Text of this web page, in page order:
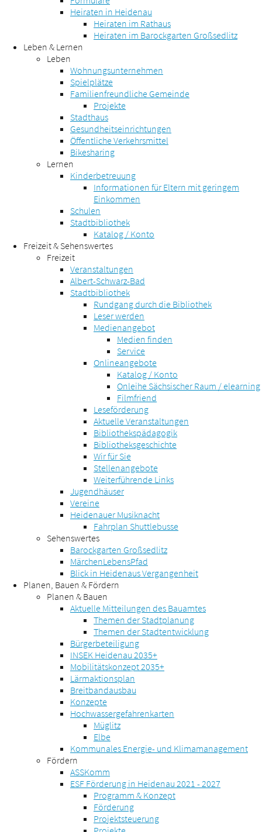
Heiraten in Heidenau
Heiraten im Rathaus
Heiraten im Barockgarten Großsedlitz
Leben & Lernen
Leben
Wohnungsunternehmen
Spielplätze
Familienfreundliche Gemeinde
Projekte
Stadthaus
Gesundheitseinrichtungen
Öffentliche Verkehrsmittel
Bikesharing
Lernen
Kinderbetreuung
Informationen für Eltern mit geringem
Einkommen
Schulen
Stadtbibliothek
Katalog / Konto
Freizeit & Sehenswertes
Freizeit
Veranstaltungen
Albert-Schwarz-Bad
Stadtbibliothek
Rundgang durch die Bibliothek
Leser werden
Medienangebot
Medien finden
Service
Onlineangebote
Katalog / Konto
Onleihe Sächsischer Raum / elearning
Filmfriend
Leseförderung
Aktuelle Veranstaltungen
Bibliothekspädagogik
Bibliotheksgeschichte
Wir für Sie
Stellenangebote
Weiterführende Links
Jugendhäuser
Vereine
Heidenauer Musiknacht
Fahrplan Shuttlebusse
Sehenswertes
Barockgarten Großsedlitz
MärchenLebensPfad
Blick in Heidenaus Vergangenheit
Planen, Bauen & Fördern
Planen & Bauen
Aktuelle Mitteilungen des Bauamtes
Themen der Stadtplanung
Themen der Stadtentwicklung
Bürgerbeteiligung
INSEK Heidenau 2035+
Mobilitätskonzept 2035+
Lärmaktionsplan
Breitbandausbau
Konzepte
Hochwassergefahrenkarten
Müglitz
Elbe
Kommunales Energie- und Klimamanagement
Fördern
ASSKomm
ESF Förderung in Heidenau 2021 - 2027
Programm & Konzept
Förderung
Projektsteuerung